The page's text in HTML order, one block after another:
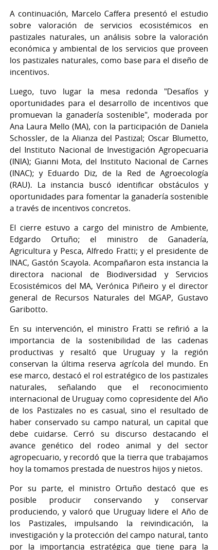
A continuación, Marcelo Caffera presentó el estudio
sobre valoración de servicios ecosistémicos en
pastizales naturales, un análisis sobre la valoración
económica y ambiental de los servicios que proveen
los pastizales naturales, como base para el diseño de
incentivos.
Luego, tuvo lugar la mesa redonda "Desafíos y
oportunidades para el desarrollo de incentivos que
promuevan la ganadería sostenible", moderada por
Ana Laura Mello (MA), con la participación de Daniela
Schossler, de la Alianza del Pastizal; Oscar Blumetto,
del Instituto Nacional de Investigación Agropecuaria
(INIA); Gianni Mota, del Instituto Nacional de Carnes
(INAC); y Eduardo Diz, de la Red de Agroecología
(RAU). La instancia buscó identificar obstáculos y
oportunidades para fomentar la ganadería sostenible
a través de incentivos concretos.
El cierre estuvo a cargo del ministro de Ambiente,
Edgardo Ortuño; el ministro de Ganadería,
Agricultura y Pesca, Alfredo Fratti; y el presidente de
INAC, Gastón Scayola. Acompañaron esta instancia la
directora nacional de Biodiversidad y Servicios
Ecosistémicos del MA, Verónica Piñeiro y el director
general de Recursos Naturales del MGAP, Gustavo
Garibotto.
En su intervención, el ministro Fratti se refirió a la
importancia de la sostenibilidad de las cadenas
productivas y resaltó que Uruguay y la región
conservan la última reserva agrícola del mundo. En
ese marco, destacó el rol estratégico de los pastizales
naturales, señalando que el reconocimiento
internacional de Uruguay como copresidente del Año
de los Pastizales no es casual, sino el resultado de
haber conservado su campo natural, un capital que
debe cuidarse. Cerró su discurso destacando el
avance genético del rodeo animal y del sector
agropecuario, y recordó que la tierra que trabajamos
hoy la tomamos prestada de nuestros hijos y nietos.
Por su parte, el ministro Ortuño destacó que es
posible producir conservando y conservar
produciendo, y valoró que Uruguay lidere el Año de
los Pastizales, impulsando la reivindicación, la
investigación y la protección del campo natural, tanto
por la importancia estratégica que tiene para la